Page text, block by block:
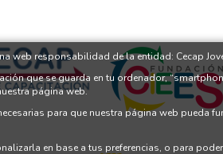
web responsabilidad de la entidad: Cecap
que se guarda en tu ordenador,
página web.
para que nuestra página web pueda
en base a tus preferencias, o para